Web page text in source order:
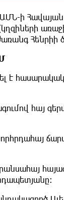
ի Հավայան
Հենրիի
է
հայ